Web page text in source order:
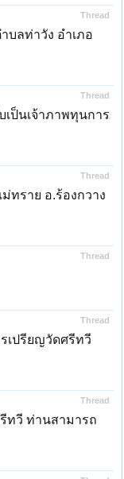
Thread
ลท่าวัง อำเภอ
Thread
ป็นเจ้าภาพทุนการ
Thread
ราย อ.ร้องกวาง
Thread
Thread
เปรียญวัดศรีทวี
Thread
ทวี ท่านสามารถ